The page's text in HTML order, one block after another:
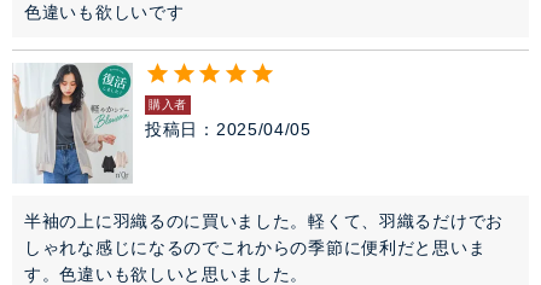
色違いも欲しいです
購入者
投稿日 2025/04/05
半袖の上に羽織るのに買いました。軽くて、羽織るだけでお
しゃれな感じになるのでこれからの季節に便利だと思いま
す。色違いも欲しいと思いました。